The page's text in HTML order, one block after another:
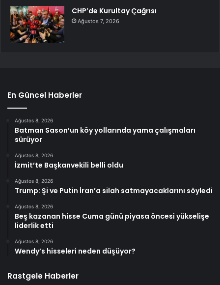
CHP’de Kurultay Çağrısı
Ağustos 7, 2026
En Güncel Haberler
Ağustos 8, 2026
Batman Sason’un köy yollarında yama çalışmaları
sürüyor
Ağustos 8, 2026
İzmit’te Başkanvekili belli oldu
Ağustos 8, 2026
Trump: Şi ve Putin İran’a silah satmayacaklarını söyledi
Ağustos 8, 2026
Beş kazanan hisse Cuma günü piyasa öncesi yükselişe
liderlik etti
Ağustos 8, 2026
Wendy’s hisseleri neden düşüyor?
Rastgele Haberler